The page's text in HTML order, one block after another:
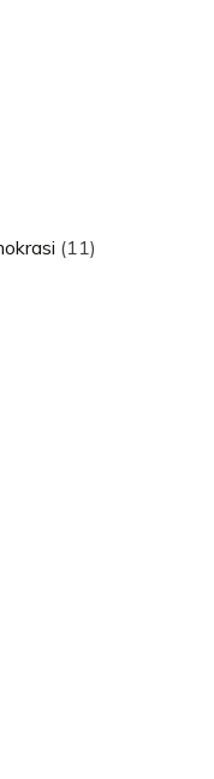
(11)